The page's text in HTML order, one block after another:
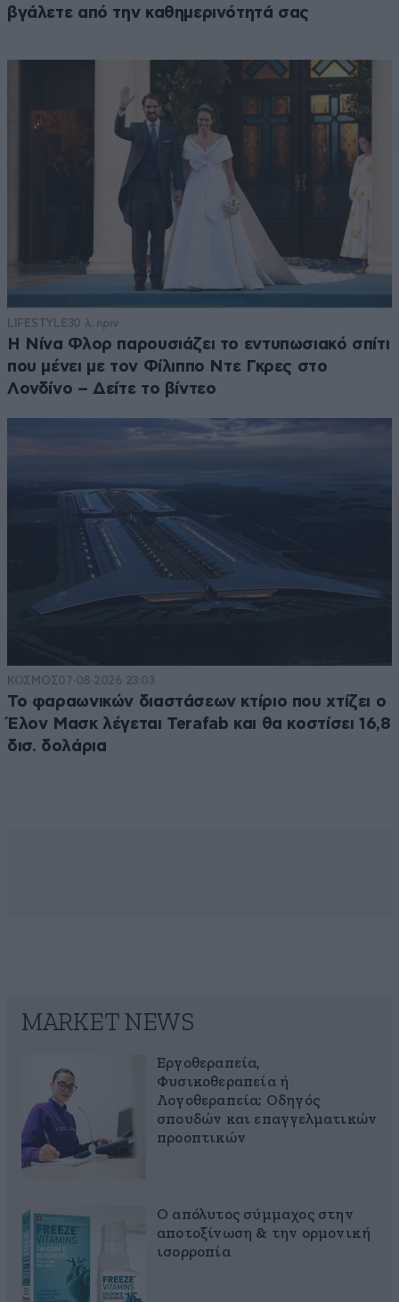
βγάλετε από την καθημερινότητά σας
LIFESTYLE30 λ. πριν
Η Νίνα Φλορ παρουσιάζει το εντυπωσιακό σπίτι
που μένει με τον Φίλιππο Ντε Γκρες στο
Λονδίνο – Δείτε το βίντεο
ΚΟΣΜΟΣ07·08·2026 23:03
Το φαραωνικών διαστάσεων κτίριο που χτίζει ο
Έλον Μασκ λέγεται Terafab και θα κοστίσει 16,8
δισ. δολάρια
MARKET NEWS
Εργοθεραπεία,
Φυσικοθεραπεία ή
Λογοθεραπεία; Οδηγός
σπουδών και επαγγελματικών
προοπτικών
Ο απόλυτος σύμμαχος στην
αποτοξίνωση & την ορμονική
ισορροπία